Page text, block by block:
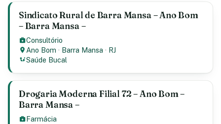
Sindicato Rural de Barra Mansa – Ano Bom
– Barra Mansa –
Consultório
Ano Bom · Barra Mansa · RJ
Saúde Bucal
Drogaria Moderna Filial 72 – Ano Bom –
Barra Mansa –
Farmácia